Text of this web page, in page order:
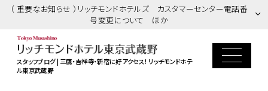
（ 重要なお知らせ ）リッチモンドホテルズ カスタマーセンター電話番
号変更について ほか
スタッフブログ | 三鷹・吉祥寺・新宿に好アクセス！ リッチモンドホテ
ル東京武蔵野